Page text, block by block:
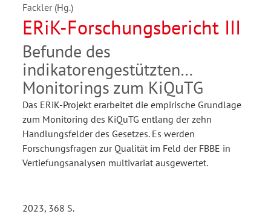
Fackler (Hg.)
ERiK-Forschungsbericht III
Befunde des
indikatorengestützten
Monitorings zum KiQuTG
Das ERiK-Projekt erarbeitet die empirische Grundlage
zum Monitoring des KiQuTG entlang der zehn
Handlungsfelder des Gesetzes. Es werden
Forschungsfragen zur Qualität im Feld der FBBE in
Vertiefungsanalysen multivariat ausgewertet.
2023, 368 S.